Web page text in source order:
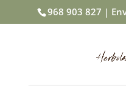
968 903 827 |